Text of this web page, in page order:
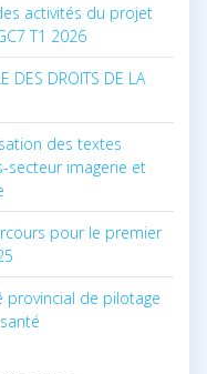
activités du projet
T1 2026
DES DROITS DE LA
des textes
secteur imagerie et
pour le premier
provincial de pilotage